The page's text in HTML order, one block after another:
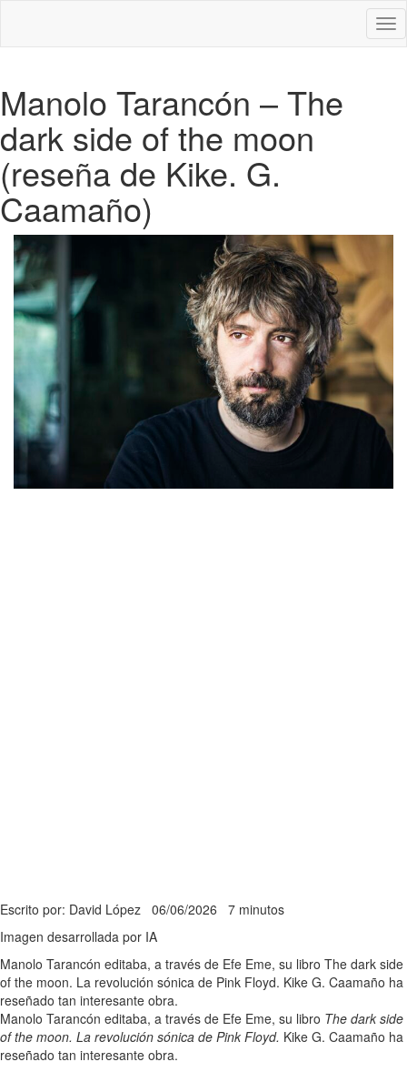
Manolo Tarancón – The
dark side of the moon
(reseña de Kike. G.
Caamaño)
Escrito por: David López 06/06/2026 7 minutos
Imagen desarrollada por IA
Manolo Tarancón editaba, a través de Efe Eme, su libro The dark side
of the moon. La revolución sónica de Pink Floyd. Kike G. Caamaño ha
reseñado tan interesante obra.
Manolo Tarancón editaba, a través de Efe Eme, su libro The dark side
of the moon. La revolución sónica de Pink Floyd. Kike G. Caamaño ha
reseñado tan interesante obra.